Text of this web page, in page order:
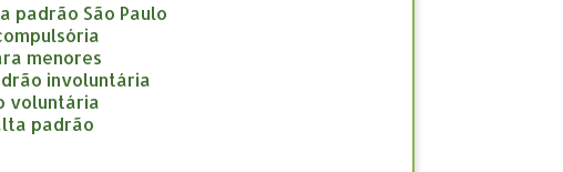
padrão São Paulo
menores
involuntária
voluntária
padrão